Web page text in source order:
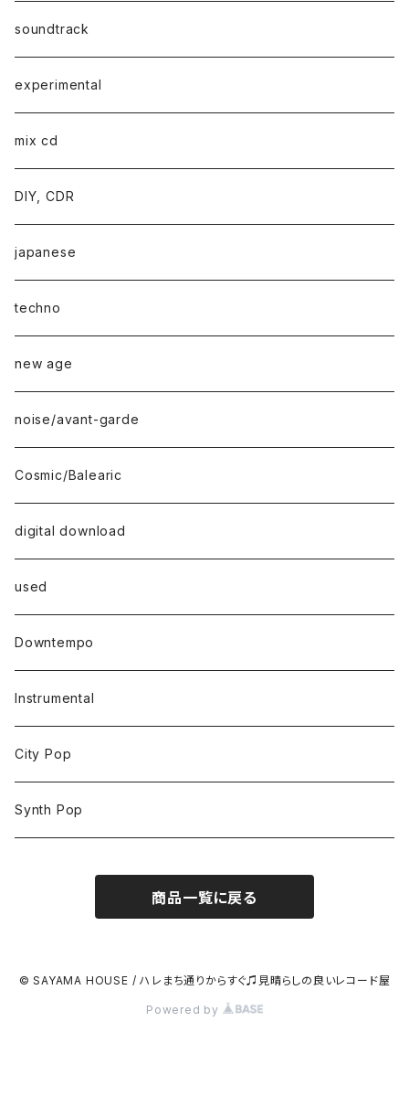
soundtrack
experimental
mix cd
DIY, CDR
japanese
techno
new age
noise/avant-garde
Cosmic/Balearic
digital download
used
Downtempo
Instrumental
City Pop
Synth Pop
商品一覧に戻る
© SAYAMA HOUSE / ハレまち通りからすぐ♫見晴らしの良いレコード屋
Powered by